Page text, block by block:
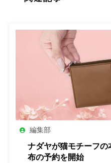
編集部
ナダヤが猫モチーフの
布の予約を開始